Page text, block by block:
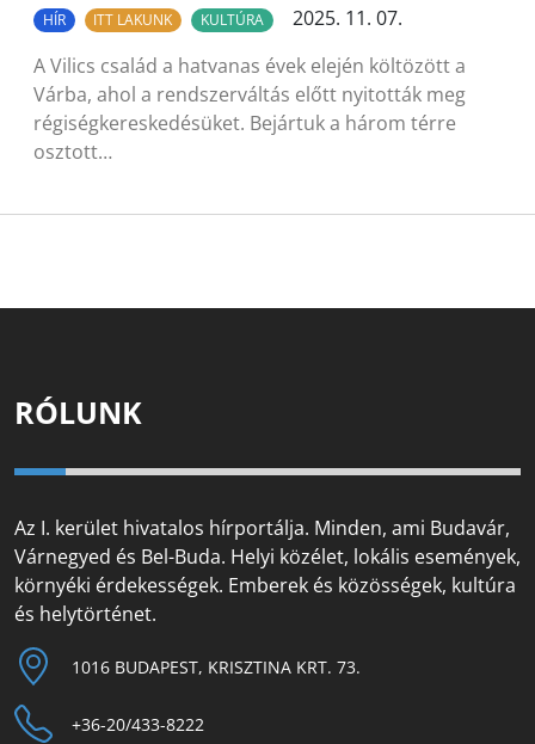
HÍR ITT LAKUNK KULTÚRA
2025. 11. 07.
A Vilics család a hatvanas évek elején költözött a
Várba, ahol a rendszerváltás előtt nyitották meg
régiségkereskedésüket. Bejártuk a három térre
osztott…
RÓLUNK
Az I. kerület hivatalos hírportálja. Minden, ami Budavár,
Várnegyed és Bel-Buda. Helyi közélet, lokális események,
környéki érdekességek. Emberek és közösségek, kultúra
és helytörténet.
1016 BUDAPEST, KRISZTINA KRT. 73.
+36-20/433-8222